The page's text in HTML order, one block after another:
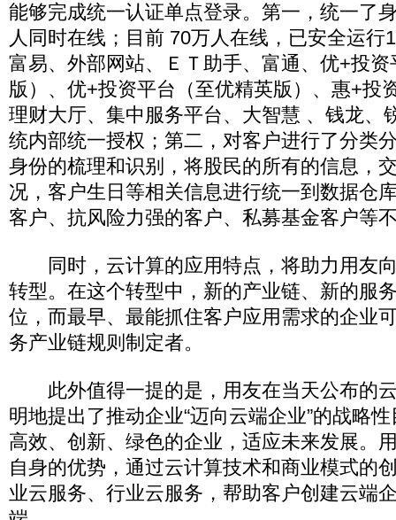
能够完成统一认证单点登录。第一，统一了
人同时在线；目前 70万人在线，已安全运行
富易、外部网站、ＥＴ助手、富通、优+投
版）、优+投资平台（至优精英版）、惠+投
理财大厅、集中服务平台、大智慧 、钱龙、
统内部统一授权；第二，对客户进行了分类
身份的梳理和识别，将股民的所有的信息，
况，客户生日等相关信息进行统一到数据仓
客户、抗风险力强的客户、私募基金客户等
同时，云计算的应用特点，将助力用友
转型。在这个转型中，新的产业链、新的服
位，而最早、最能抓住客户应用需求的企业
务产业链规则制定者。
此外值得一提的是，用友在当天公布的
明地提出了推动企业“迈向云端企业”的战略性
高效、创新、绿色的企业，适应未来发展。
自身的优势，通过云计算技术和商业模式的
业云服务、行业云服务，帮助客户创建云端